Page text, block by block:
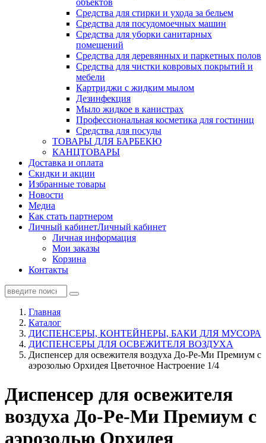
объектов
Средства для стирки и ухода за бельем
Средства для посудомоечных машин
Средства для уборки санитарных
помещений
Средства для деревянных и паркетных полов
Средства для чистки ковровых покрытий и
мебели
Картриджи с жидким мылом
Дезинфекция
Мыло жидкое в канистрах
Профессиональная косметика для гостиниц
Средства для посуды
ТОВАРЫ ДЛЯ БАРБЕКЮ
КАНЦТОВАРЫ
Доставка и оплата
Скидки и акции
Избранные товары
Новости
Медиа
Как стать партнером
Личный кабинетЛичный кабинет
Личная информация
Мои заказы
Корзина
Контакты
Главная
Каталог
ДИСПЕНСЕРЫ, КОНТЕЙНЕРЫ, БАКИ ДЛЯ МУСОРА
ДИСПЕНСЕРЫ ДЛЯ ОСВЕЖИТЕЛЯ ВОЗДУХА
Диспенсер для освежителя воздуха До-Ре-Ми Премиум с
аэрозолью Орхидея Цветочное Настроение 1/4
Диспенсер для освежителя
воздуха До-Ре-Ми Премиум с
аэрозолью Орхидея